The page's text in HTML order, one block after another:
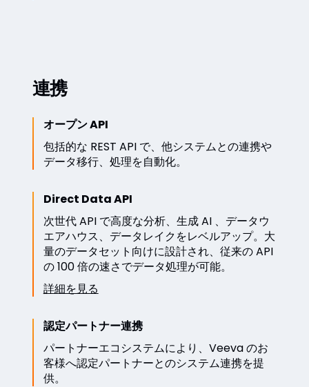
連携
オープン API
包括的な REST API で、他システムとの連携や
データ移行、処理を自動化。
Direct Data API
次世代 API で高度な分析、生成 AI 、データウ
エアハウス、データレイクをレベルアップ。大
量のデータセット向けに設計され、従来の API
の 100 倍の速さでデータ処理が可能。
詳細を見る
認定パートナー連携
パートナーエコシステムにより、Veeva のお
客様へ認定パートナーとのシステム連携を提
供。